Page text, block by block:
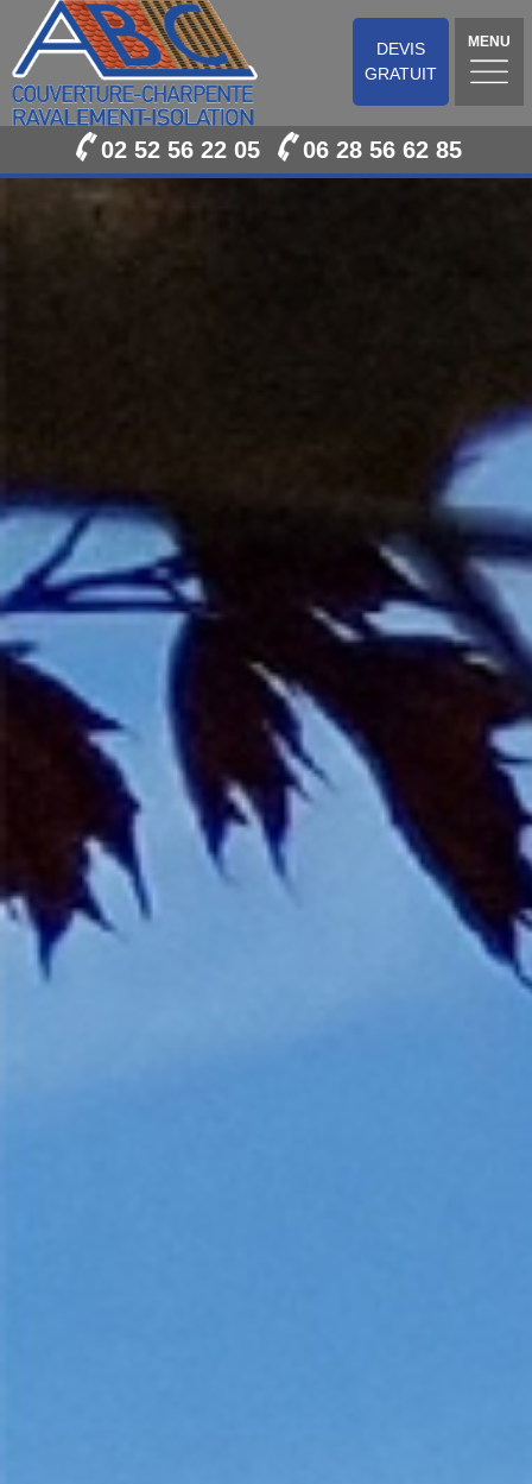
DEVIS
GRATUIT
MENU
02 52 56 22 05 06 28 56 62 85